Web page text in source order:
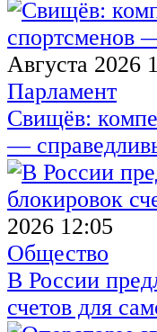
Августа 2026
Парламент
Свищёв:
—
2026 12:05
Общество
В России
счетов для